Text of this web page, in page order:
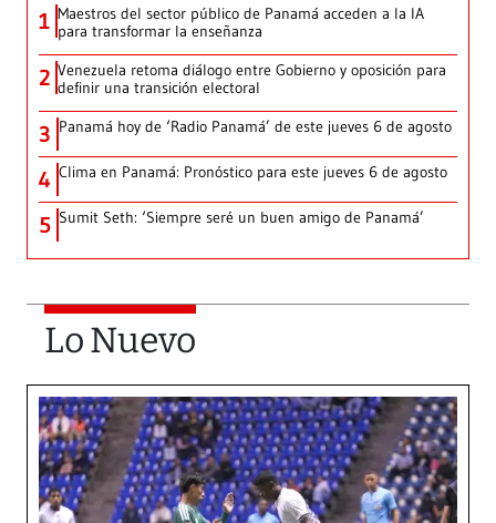
1 Maestros del sector público de Panamá acceden a la IA
para transformar la enseñanza
2 Venezuela retoma diálogo entre Gobierno y oposición para
definir una transición electoral
3 Panamá hoy de ‘Radio Panamá’ de este jueves 6 de agosto
4 Clima en Panamá: Pronóstico para este jueves 6 de agosto
5 Sumit Seth: ‘Siempre seré un buen amigo de Panamá’
Lo Nuevo